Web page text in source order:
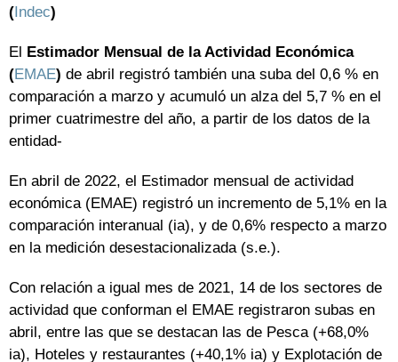
(Indec)
El Estimador Mensual de la Actividad Económica
(EMAE) de abril registró también una suba del 0,6 % en
comparación a marzo y acumuló un alza del 5,7 % en el
primer cuatrimestre del año, a partir de los datos de la
entidad-
En abril de 2022, el Estimador mensual de actividad
económica (EMAE) registró un incremento de 5,1% en la
comparación interanual (ia), y de 0,6% respecto a marzo
en la medición desestacionalizada (s.e.).
Con relación a igual mes de 2021, 14 de los sectores de
actividad que conforman el EMAE registraron subas en
abril, entre las que se destacan las de Pesca (+68,0%
ia), Hoteles y restaurantes (+40,1% ia) y Explotación de